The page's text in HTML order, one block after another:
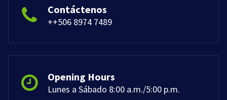
Contáctenos
++506 8974 7489
Opening Hours
Lunes a Sábado 8:00 a.m./5:00 p.m.